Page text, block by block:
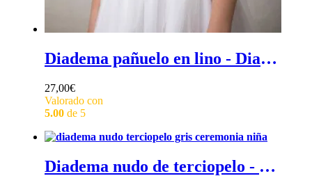
Diadema pañuelo en lino - Diadema efecto pañuelo en lino para ceremonia o comunión
27,00€
Valorado con
5.00 de 5
Diadema nudo de terciopelo - Diadema nudo niña en terciopelo